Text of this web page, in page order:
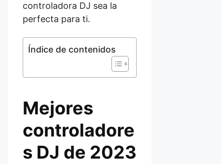
controladora DJ sea la
perfecta para ti.
Índice de contenidos
Mejores
controladore
s DJ de 2023